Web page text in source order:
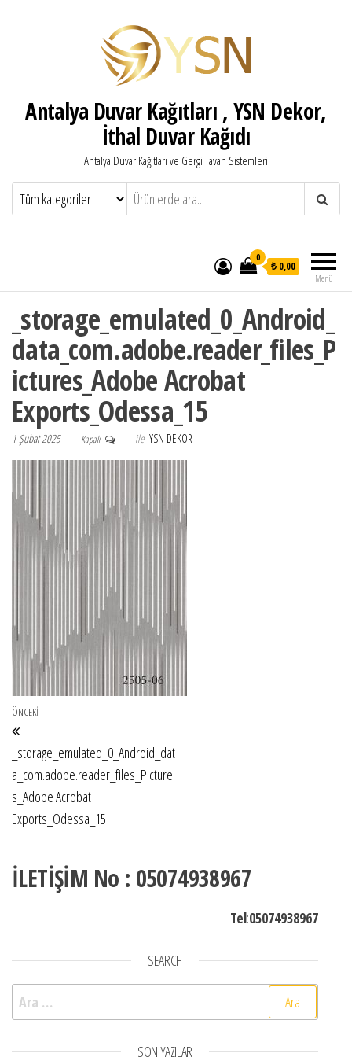
Antalya Duvar Kağıtları , YSN Dekor,
İthal Duvar Kağıdı
Antalya Duvar Kağıtları ve Gergi Tavan Sistemleri
Menü
0
₺ 0,00
_storage_emulated_0_Android_
data_com.adobe.reader_files_P
ictures_Adobe Acrobat
Exports_Odessa_15
1 Şubat 2025 Kapalı ile YSN DEKOR
Yazı gezinmesi
Önceki Yazı
ÖNCEKI
_storage_emulated_0_Android_dat
a_com.adobe.reader_files_Picture
s_Adobe Acrobat
Exports_Odessa_15
İLETİŞİM No : 05074938967
Tel:05074938967
SEARCH
Arama:
SON YAZILAR